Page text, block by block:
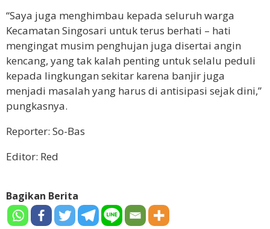
“Saya juga menghimbau kepada seluruh warga
Kecamatan Singosari untuk terus berhati – hati
mengingat musim penghujan juga disertai angin
kencang, yang tak kalah penting untuk selalu peduli
kepada lingkungan sekitar karena banjir juga
menjadi masalah yang harus di antisipasi sejak dini,”
pungkasnya.
Reporter: So-Bas
Editor: Red
Bagikan Berita